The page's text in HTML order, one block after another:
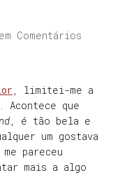
Comentários
, limitei-me a
Acontece que
, é tão bela e
um gostava
pareceu
mais a algo